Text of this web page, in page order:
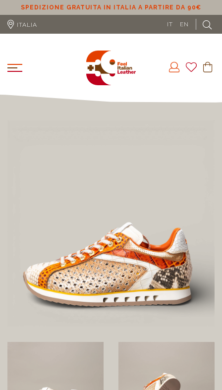
SPEDIZIONE GRATUITA IN ITALIA A PARTIRE DA 90€
ITALIA IT EN